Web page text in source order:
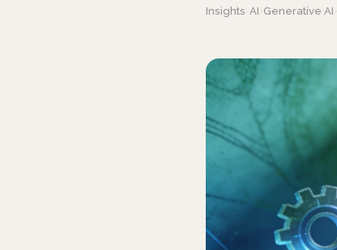
Insights AI Generative AI